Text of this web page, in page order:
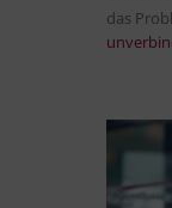
das